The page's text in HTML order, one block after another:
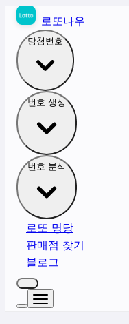
로또나우
당첨번호
번호 생성
번호 분석
로또 명당
판매점 찾기
블로그